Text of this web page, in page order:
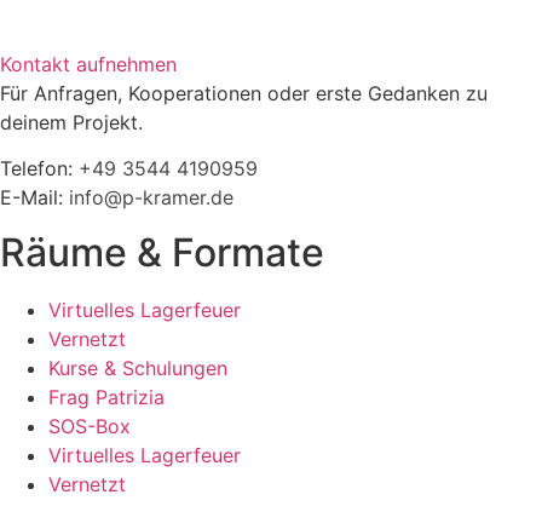
Kontakt aufnehmen
Für Anfragen, Kooperationen oder erste Gedanken zu
deinem Projekt.
Telefon: +49 3544 4190959‬
E-Mail: info@p-kramer.de
Räume & Formate
Virtuelles Lagerfeuer
Vernetzt
Kurse & Schulungen
Frag Patrizia
SOS-Box
Virtuelles Lagerfeuer
Vernetzt